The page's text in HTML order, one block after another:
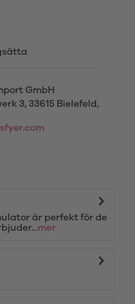
GmbH
3, 33615 Bielefeld,
är perfekt för de
mer